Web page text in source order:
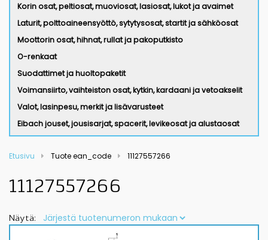
Korin osat, peltiosat, muoviosat, lasiosat, lukot ja avaimet
Laturit, polttoaineensyöttö, sytytysosat, startit ja sähköosat
Moottorin osat, hihnat, rullat ja pakoputkisto
O-renkaat
Suodattimet ja huoltopaketit
Voimansiirto, vaihteiston osat, kytkin, kardaani ja vetoakselit
Valot, lasinpesu, merkit ja lisävarusteet
Eibach jouset, jousisarjat, spacerit, levikeosat ja alustaosat
Etusivu Tuote ean_code 11127557266
11127557266
Näytä: